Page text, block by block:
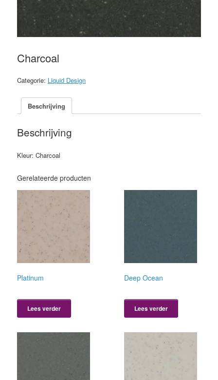
Charcoal
Categorie: Liquid Design
Beschrijving
Beschrijving
Kleur: Charcoal
Gerelateerde producten
Platinum
Lees verder
Deep Ocean
Lees verder